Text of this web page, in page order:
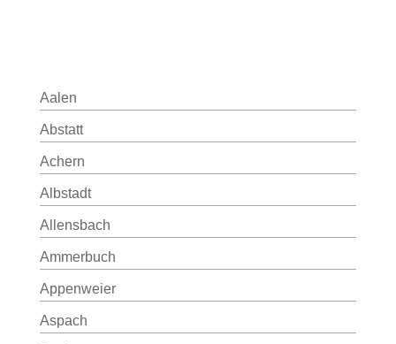
Aalen
Abstatt
Achern
Albstadt
Allensbach
Ammerbuch
Appenweier
Aspach